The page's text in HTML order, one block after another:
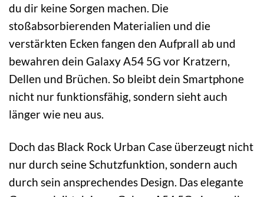
du dir keine Sorgen machen. Die
stoßabsorbierenden Materialien und die
verstärkten Ecken fangen den Aufprall ab und
bewahren dein Galaxy A54 5G vor Kratzern,
Dellen und Brüchen. So bleibt dein Smartphone
nicht nur funktionsfähig, sondern sieht auch
länger wie neu aus.
Doch das Black Rock Urban Case überzeugt nicht
nur durch seine Schutzfunktion, sondern auch
durch sein ansprechendes Design. Das elegante